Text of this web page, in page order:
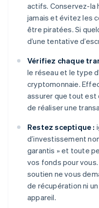
actifs. Conservez-la
jamais et évitez les
être piratées. Si
d’une tentative
Vérifiez chaque
le réseau et le type
cryptomonnaie.
assurer que tout
de réaliser une
Restez sceptique :
d’investissement
garantis » et toute
vos fonds pour
soutien ne vous
de récupération ni
appareil.